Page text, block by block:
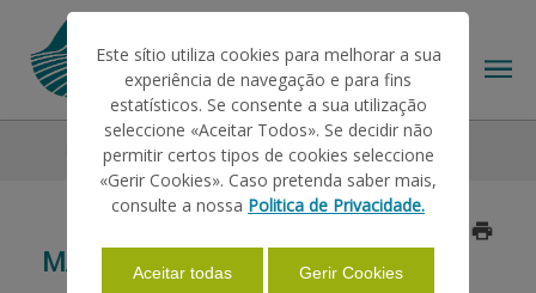
HELP/SUPPORT
Legislation 2019 Março
MARÇO
Este sítio utiliza cookies para melhorar a sua
experiência de navegação e para fins
estatísticos. Se consente a sua utilização
seleccione «Aceitar Todos». Se decidir não
permitir certos tipos de cookies seleccione
«Gerir Cookies». Caso pretenda saber mais,
consulte a nossa Politica de Privacidade.
Aceitar todas Gerir Cookies